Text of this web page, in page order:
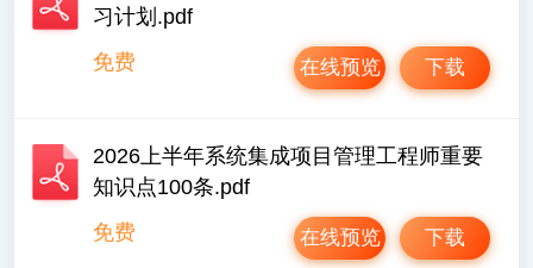
习计划.pdf
免费
下载
在线预览
2026上半年系统集成项目管理工程师重要
知识点100条.pdf
免费
下载
在线预览